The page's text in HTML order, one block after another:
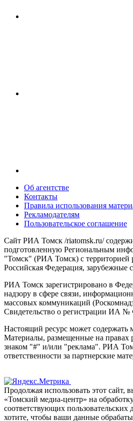
Об агентстве
Контакты
Правила использования
Рекламодателям
Пользовательское соглашение
Сайт РИА Томск /riatomsk.ru/
подготовленную Региональным
"Томск" (РИА Томск) с территорией
Российская Федерация, зарубежные
РИА Томск зарегистрировано в
надзору в сфере связи,
массовых коммуникаций
Свидетельство о регистрации ИА
Настоящий ресурс может содержать
Материалы, размещенные на правах
знаком "#" и/или "реклама". РИА
ответственности за партнерские
Продолжая использовать этот сайт,
«Томский медиа-центр» на
соответствующих
хотите, чтобы ваши данные